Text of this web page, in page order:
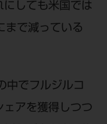
しても米国では
まで減っている
中でフルジルコ
ェアを獲得しつつ